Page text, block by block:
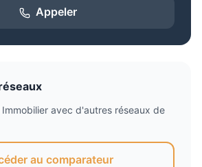
Appeler
Immobilier avec d'autres réseaux de
au comparateur